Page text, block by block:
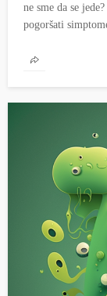
ne sme da se
pogoršati